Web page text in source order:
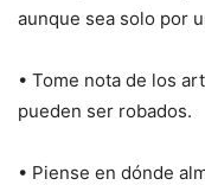
aunque sea solo por
• Tome nota de los
pueden ser robados.
• Piense en dónde